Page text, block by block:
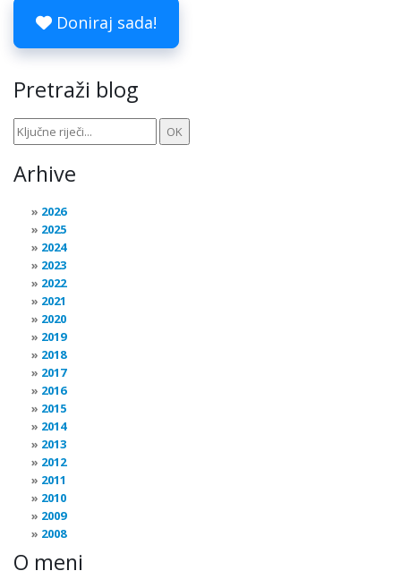
Doniraj sada!
Pretraži blog
Arhive
2026
2025
2024
2023
2022
2021
2020
2019
2018
2017
2016
2015
2014
2013
2012
2011
2010
2009
2008
O meni